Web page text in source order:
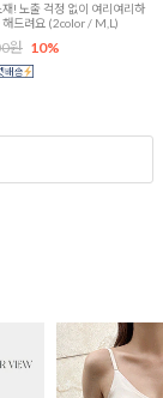
! 노출 걱정 없이 여리여리하
해드려요 (2color / M,L)
원 10%